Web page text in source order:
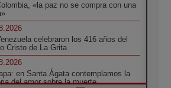
«la paz no se compra con una
celebraron los 416 años del
Cristo de La Grita
en Santa Ágata contemplamos la
del amor sobre la muerte